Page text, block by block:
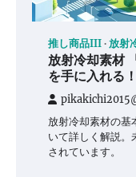
推し商品III 放射
放射冷却素材
を手に入れる！
放射冷却素材の基
いて詳しく解説。
されています。